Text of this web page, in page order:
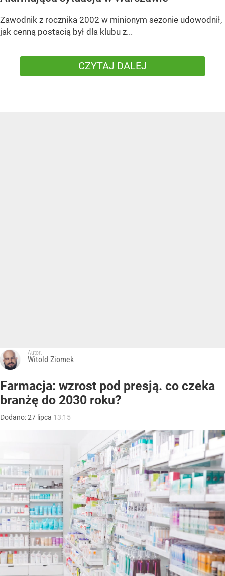
Zawodnik z rocznika 2002 w minionym sezonie udowodnił,
jak cenną postacią był dla klubu z...
CZYTAJ DALEJ
Autor:
Witold Ziomek
Farmacja: wzrost pod presją. co czeka
branżę do 2030 roku?
Dodano:27 lipca 13:15